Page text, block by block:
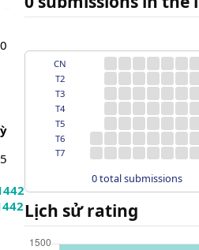
CN
T2
T3
T4
T5
T6
T7
0 total submissions
Lịch sử rating